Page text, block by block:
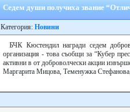
Седем души получиха звание
Категория: Новини
БЧК Кюстендил награди седем
организация - това съобщи за “Кубер
активни в от доброволчески акции
Маргарита Мицова, Теменужка